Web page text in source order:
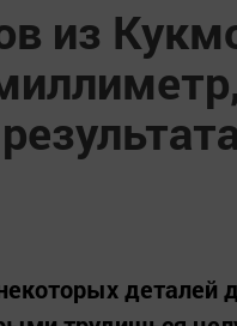
из
деталей